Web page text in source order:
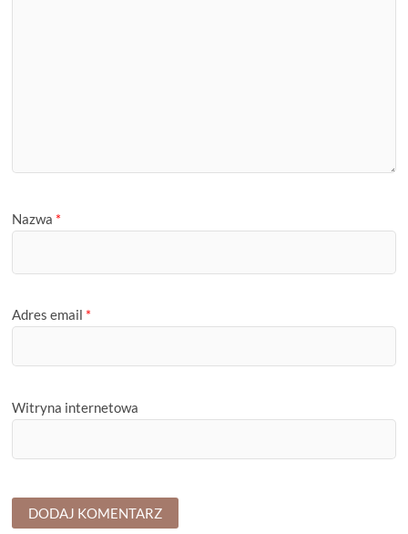
Nazwa *
Adres email *
Witryna internetowa